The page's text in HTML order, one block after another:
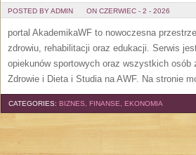
POSTED BY ADMIN ON CZERWIEC - 2 - 2026
portal AkademikaWF to nowoczesna
zdrowiu, rehabilitacji oraz edukacji. Serwis
opiekunów sportowych oraz wszystkich
Zdrowie i Dieta i Studia na AWF. Na stronie
CATEGORIES: BIZNES, FINANSE, EKONOMIA